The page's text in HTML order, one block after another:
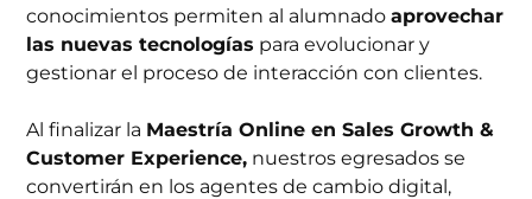
conocimientos permiten al alumnadoaprovechar
las nuevas tecnologías para evolucionar y
gestionar el proceso de interacción con clientes.
Al finalizar la Maestría Online en Sales Growth &
Customer Experience, nuestros egresados se
convertirán en los agentes de cambio digital,